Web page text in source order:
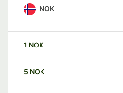
NOK
1 NOK
5 NOK